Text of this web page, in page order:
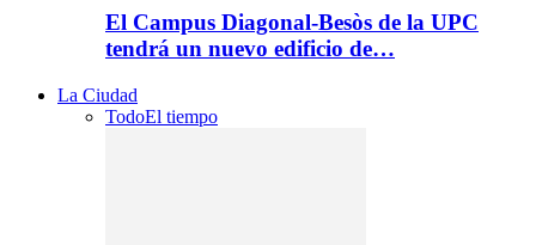
El Campus Diagonal-Besòs de la UPC
tendrá un nuevo edificio de…
La Ciudad
TodoEl tiempo